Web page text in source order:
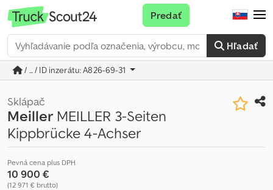
Hľadať
Predať
/ ... / ID inzerátu: A826-69-31
Sklápač
Meiller MEILLER 3-Seiten
Kippbrücke 4-Achser
Pevná cena plus DPH
10 900 €
(12 971 € brutto)